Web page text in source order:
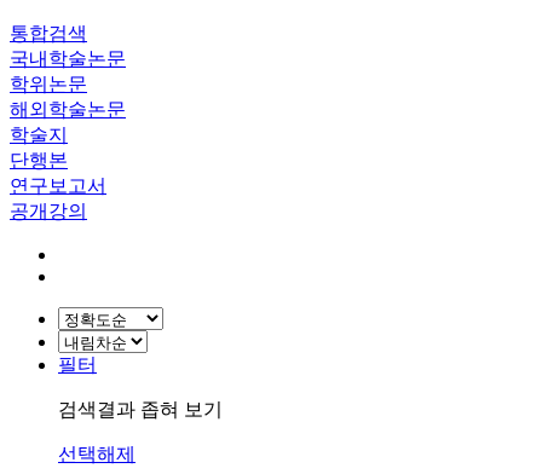
통합검색
국내학술논문
학위논문
해외학술논문
학술지
단행본
연구보고서
공개강의
필터
검색결과 좁혀 보기
선택해제